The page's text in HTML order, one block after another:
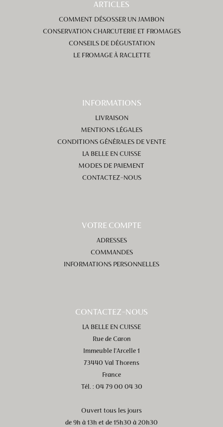
ARTICLES
COMMENT DÉSOSSER UN JAMBON
CONSERVATION CHARCUTERIE ET FROMAGES
CONSEILS DE DÉGUSTATION
LE FROMAGE À RACLETTE
INFORMATIONS
LIVRAISON
MENTIONS LÉGALES
CONDITIONS GÉNÉRALES DE VENTE
LA BELLE EN CUISSE
MODES DE PAIEMENT
CONTACTEZ-NOUS
VOTRE COMPTE
ADRESSES
COMMANDES
INFORMATIONS PERSONNELLES
CONTACTEZ-NOUS
LA BELLE EN CUISSE
Rue de Caron
Immeuble l'Arcelle 1
73440 Val Thorens
France
Tél. : 04 79 00 04 30
Ouvert tous les jours
de 9h à 13h et de 15h30 à 20h30